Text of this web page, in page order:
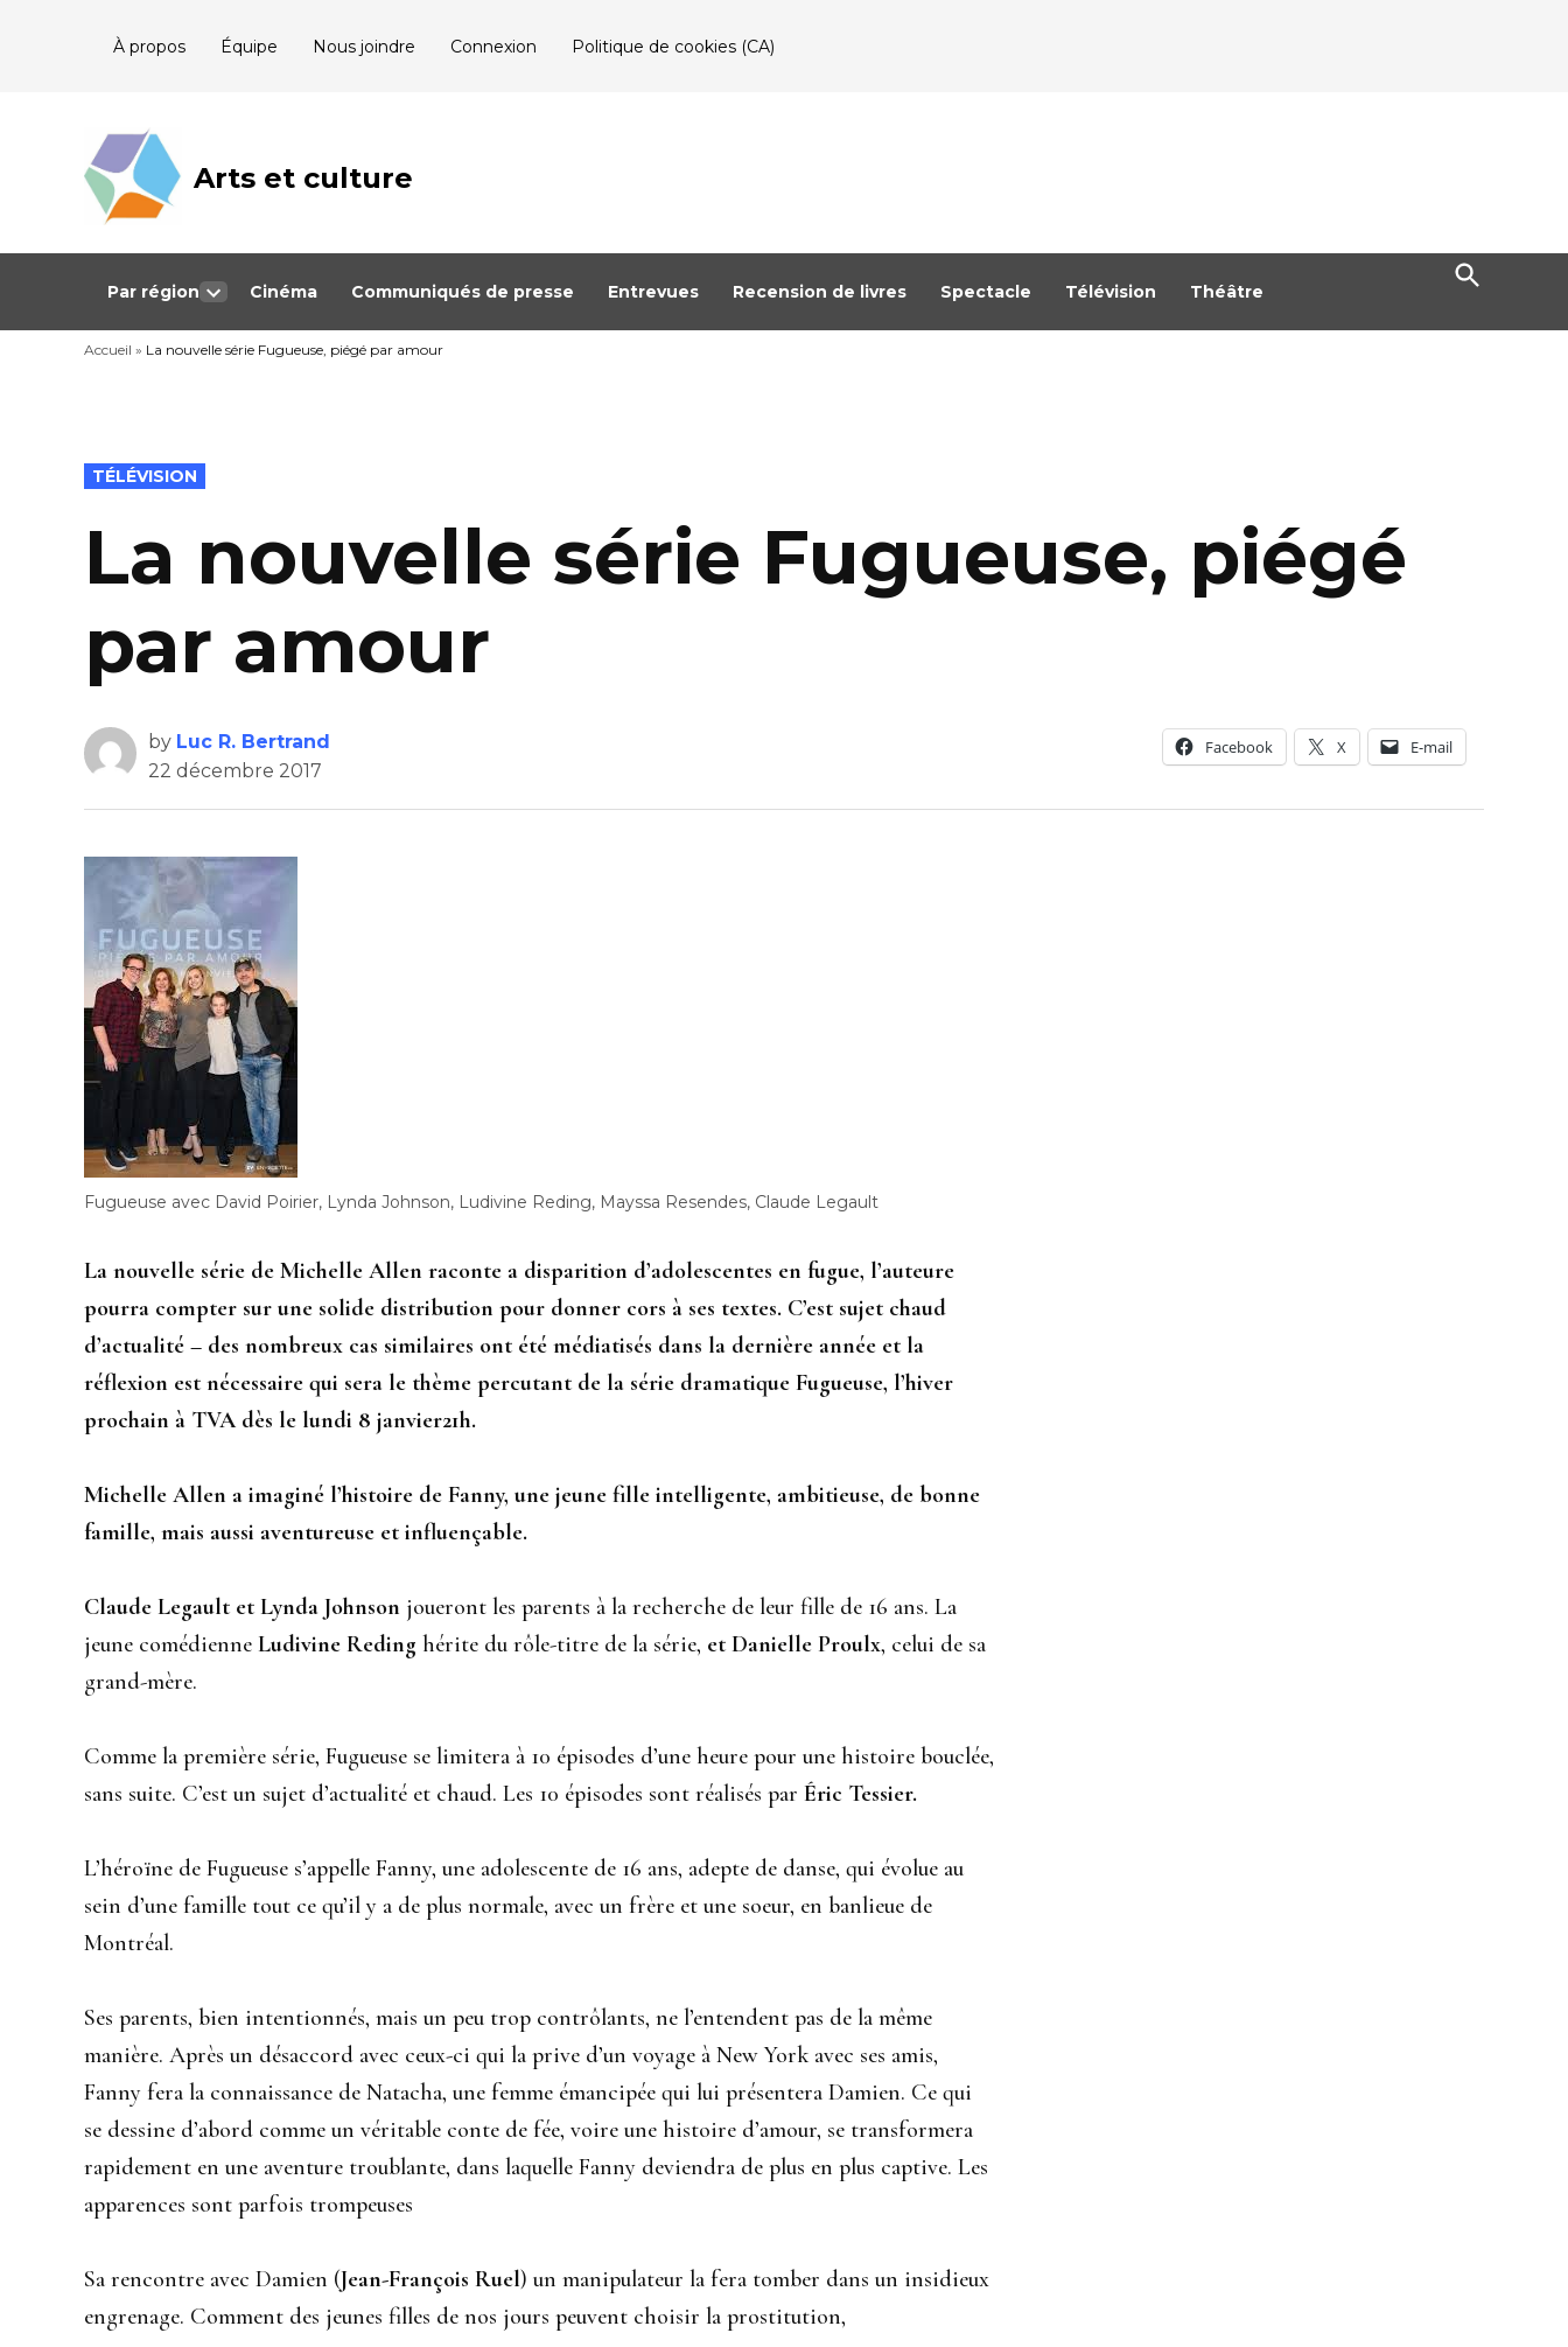
À propos Équipe Nous joindre Connexion Politique de cookies (CA)
Arts et culture
Journalisme
Québec
Par région
dropdown
menu
Cinéma Communiqués de presse Entrevues Recension de livres Spectacle Télévision Théâtre
Open
Search
Accueil » La nouvelle série Fugueuse, piégé par amour
POSTED
IN
TÉLÉVISION
La nouvelle série Fugueuse, piégé
par amour
by Luc R. Bertrand
22 décembre 2017
Facebook X E-mail
Fugueuse avec David Poirier, Lynda Johnson, Ludivine Reding, Mayssa Resendes, Claude Legault
La nouvelle série de Michelle Allen raconte a disparition d’adolescentes en fugue, l’auteure
pourra compter sur une solide distribution pour donner cors à ses textes. C’est sujet chaud
d’actualité – des nombreux cas similaires ont été médiatisés dans la dernière année et la
réflexion est nécessaire qui sera le thème percutant de la série dramatique Fugueuse, l’hiver
prochain à TVA dès le lundi 8 janvier21h.
Michelle Allen a imaginé l’histoire de Fanny, une jeune fille intelligente, ambitieuse, de bonne
famille, mais aussi aventureuse et influençable.
Claude Legault et Lynda Johnson joueront les parents à la recherche de leur fille de 16 ans. La
jeune comédienne Ludivine Reding hérite du rôle-titre de la série, et Danielle Proulx, celui de sa
grand-mère.
Comme la première série, Fugueuse se limitera à 10 épisodes d’une heure pour une histoire bouclée,
sans suite. C’est un sujet d’actualité et chaud. Les 10 épisodes sont réalisés par Éric Tessier.
L’héroïne de Fugueuse s’appelle Fanny, une adolescente de 16 ans, adepte de danse, qui évolue au
sein d’une famille tout ce qu’il y a de plus normale, avec un frère et une soeur, en banlieue de
Montréal.
Ses parents, bien intentionnés, mais un peu trop contrôlants, ne l’entendent pas de la même
manière. Après un désaccord avec ceux-ci qui la prive d’un voyage à New York avec ses amis,
Fanny fera la connaissance de Natacha, une femme émancipée qui lui présentera Damien. Ce qui
se dessine d’abord comme un véritable conte de fée, voire une histoire d’amour, se transformera
rapidement en une aventure troublante, dans laquelle Fanny deviendra de plus en plus captive. Les
apparences sont parfois trompeuses
Sa rencontre avec Damien (Jean-François Ruel) un manipulateur la fera tomber dans un insidieux
engrenage. Comment des jeunes filles de nos jours peuvent choisir la prostitution,